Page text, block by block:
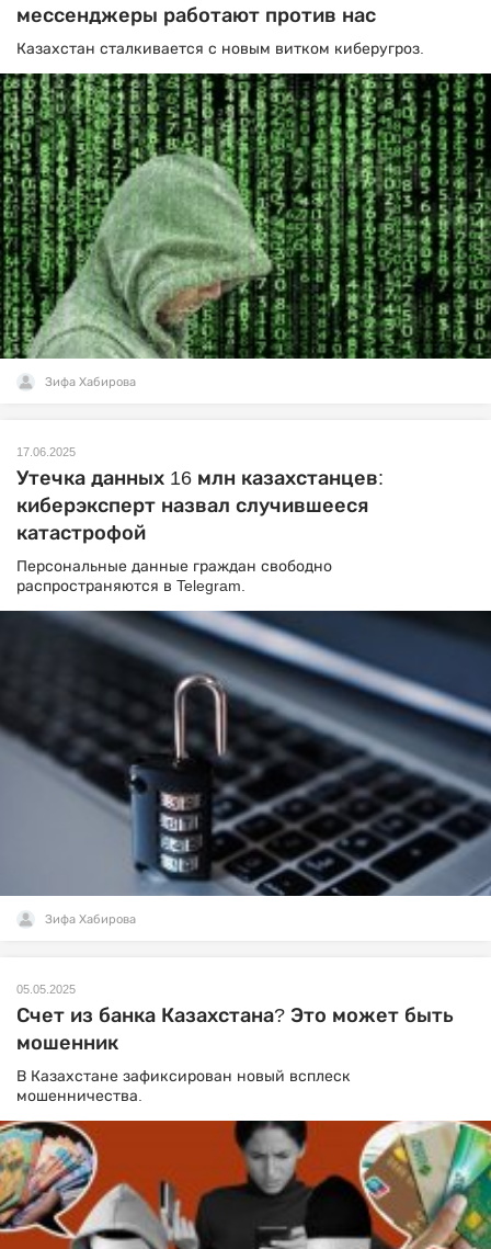
мессенджеры работают против нас
Казахстан сталкивается с новым витком киберугроз.
Зифа Хабирова
17.06.2025
Утечка данных 16 млн казахстанцев:
киберэксперт назвал случившееся
катастрофой
Персональные данные граждан свободно
распространяются в Telegram.
Зифа Хабирова
05.05.2025
Счет из банка Казахстана? Это может быть
мошенник
В Казахстане зафиксирован новый всплеск
мошенничества.